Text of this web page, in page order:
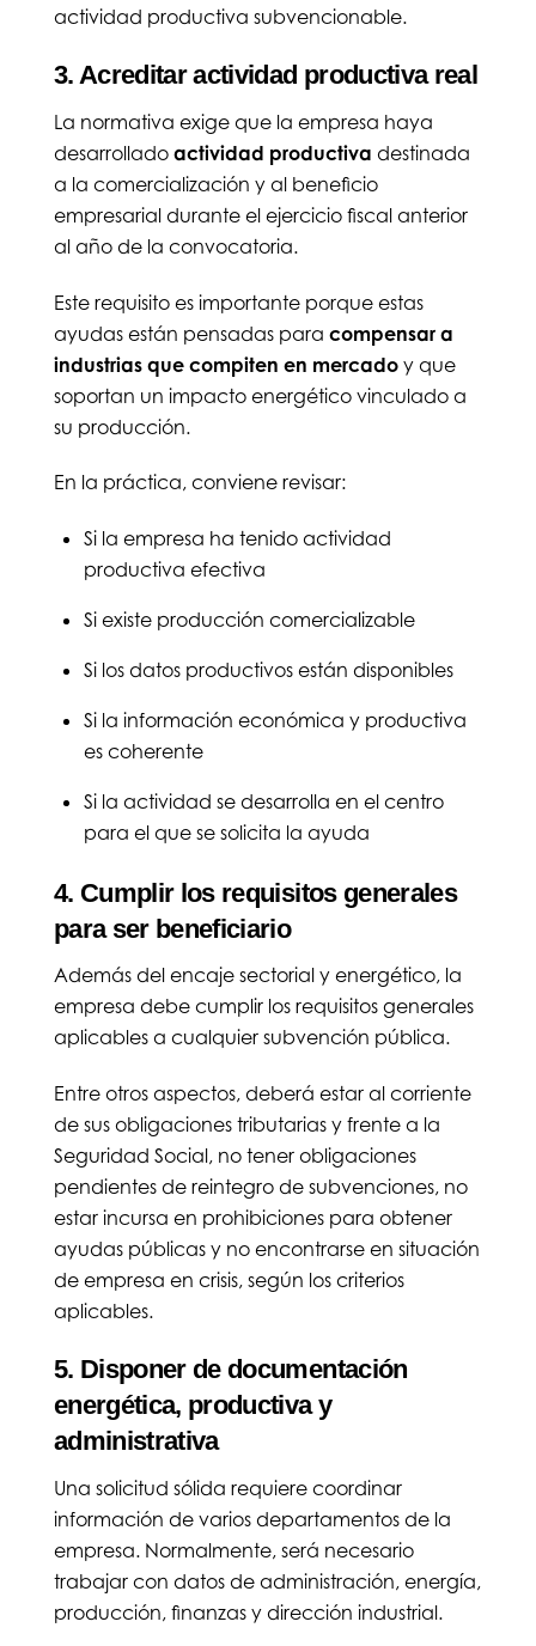
actividad productiva subvencionable.
3. Acreditar actividad productiva real
La normativa exige que la empresa haya
desarrollado actividad productiva destinada
a la comercialización y al beneficio
empresarial durante el ejercicio fiscal anterior
al año de la convocatoria.
Este requisito es importante porque estas
ayudas están pensadas para compensar a
industrias que compiten en mercadoy que
soportan un impacto energético vinculado a
su producción.
En la práctica, conviene revisar:
Si la empresa ha tenido actividad
productiva efectiva
Si existe producción comercializable
Si los datos productivos están disponibles
Si la información económica y productiva
es coherente
Si la actividad se desarrolla en el centro
para el que se solicita la ayuda
4. Cumplir los requisitos generales
para ser beneficiario
Además del encaje sectorial y energético, la
empresa debe cumplir los requisitos generales
aplicables a cualquier subvención pública.
Entre otros aspectos, deberá estar al corriente
de sus obligaciones tributarias y frente a la
Seguridad Social, no tener obligaciones
pendientes de reintegro de subvenciones, no
estar incursa en prohibiciones para obtener
ayudas públicas y no encontrarse en situación
de empresa en crisis, según los criterios
aplicables.
5. Disponer de documentación
energética, productiva y
administrativa
Una solicitud sólida requiere coordinar
información de varios departamentos de la
empresa. Normalmente, será necesario
trabajar con datos de administración, energía,
producción, finanzas y dirección industrial.